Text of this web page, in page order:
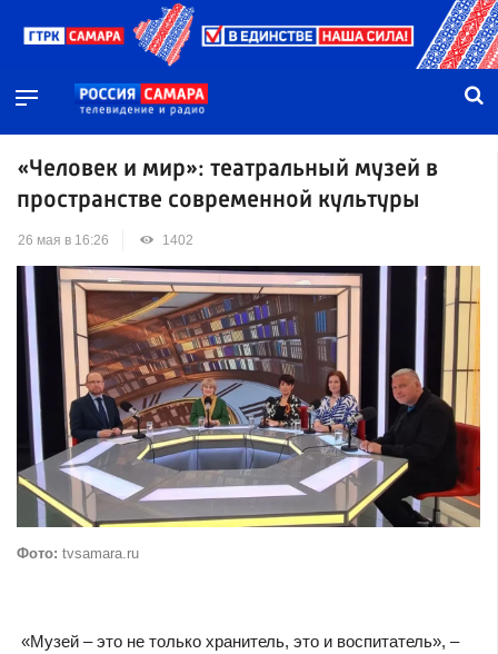
«Человек и мир»: театральный музей в
пространстве современной культуры
26 мая в 16:26 1402
Фото: tvsamara.ru
«Музей – это не только хранитель, это и воспитатель», –